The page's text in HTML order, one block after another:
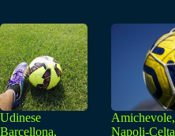
Udinese
Barcellona,
Amichevole,
Napoli-Celta